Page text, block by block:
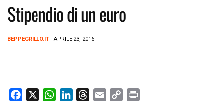
Stipendio di un euro
BEPPEGRILLO.IT - APRILE 23, 2016
W